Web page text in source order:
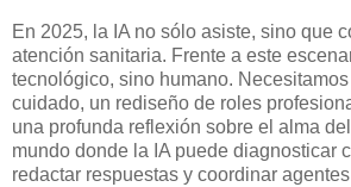
En 2025, la IA no sólo asiste, sino que
atención sanitaria. Frente a este
tecnológico, sino humano.
cuidado, un rediseño de roles
una profunda reflexión sobre el alma
mundo donde la IA puede diagnosticar
redactar respuestas y coordinar